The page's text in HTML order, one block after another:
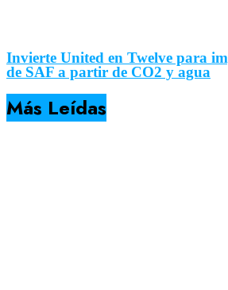
Invierte United en Twelve para
de SAF a partir de CO2 y agua
Más Leídas